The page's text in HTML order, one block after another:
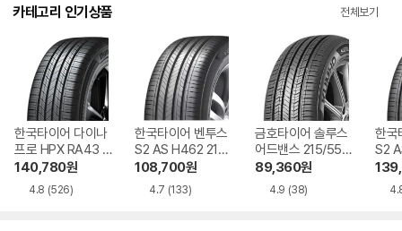
카테고리 인기상품 전체보기
한국타이어 다이나
프로 HPX RA43 2
35/55R19
140,780원
4.8 (526)
한국타이어 벤투스
S2 AS H462 215/
55R17
108,700원
4.7 (133)
금호타이어 솔루스
어드밴스 215/55R
17
89,360원
4.9 (38)
한국
S2